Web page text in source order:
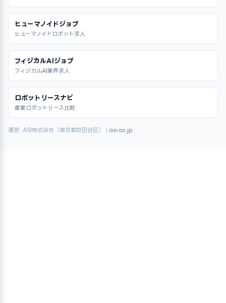
ヒューマノイドジョブ
ヒューマノイドロボット求人
フィジカルAIジョブ
フィジカルAI業界求人
ロボットリースナビ
産業ロボットリース比較
運営: ASI株式会社（東京都世田谷区）｜ asi.co.jp